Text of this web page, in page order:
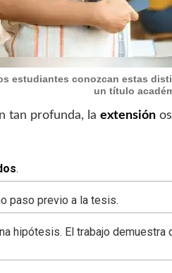
estudiantes conozcan estas
un título
tan profunda, la extensión
.
paso previo a la tesis.
hipótesis. El trabajo